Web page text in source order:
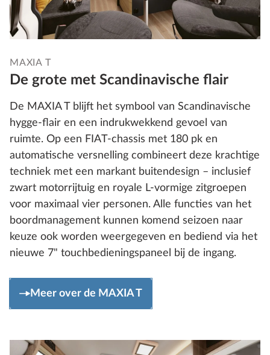
MAXIA T
De grote met Scandinavische flair
De MAXIA T blijft het symbool van Scandinavische
hygge-flair en een indrukwekkend gevoel van
ruimte. Op een FIAT-chassis met 180 pk en
automatische versnelling combineert deze krachtige
techniek met een markant buitendesign – inclusief
zwart motorrijtuig en royale L-vormige zitgroepen
voor maximaal vier personen. Alle functies van het
boordmanagement kunnen komend seizoen naar
keuze ook worden weergegeven en bediend via het
nieuwe 7" touchbedieningspaneel bij de ingang.
Meer over de MAXIA T